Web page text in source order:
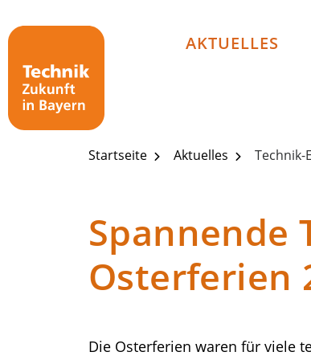
Technik - Zukunft in Bayern
AKTUELLES
Startseite Aktuelles Technik-
Spannende
Osterferien
Die Osterferien waren für viele